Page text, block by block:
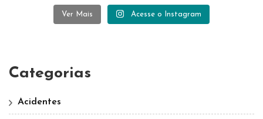
Ver Mais Acesse o Instagram
Categorias
Acidentes